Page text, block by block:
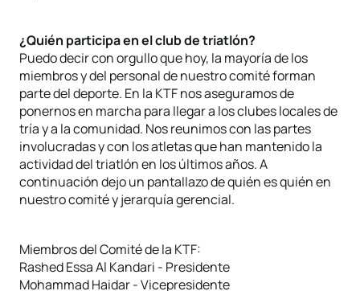
¿Quién participa en el club de triatlón?
Puedo decir con orgullo que hoy, la mayoría de los
miembros y del personal de nuestro comité forman
parte del deporte. En la KTF nos aseguramos de
ponernos en marcha para llegar a los clubes locales de
tría y a la comunidad. Nos reunimos con las partes
involucradas y con los atletas que han mantenido la
actividad del triatlón en los últimos años. A
continuación dejo un pantallazo de quién es quién en
nuestro comité y jerarquía gerencial.
Miembros del Comité de la KTF:
Rashed Essa Al Kandari - Presidente
Mohammad Haidar - Vicepresidente